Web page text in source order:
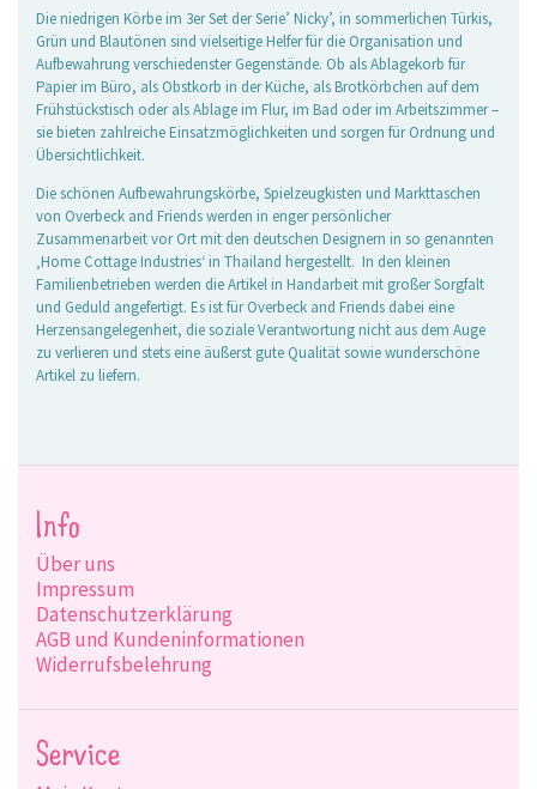
Die niedrigen Körbe im 3er Set der Serie’ Nicky’, in sommerlichen Türkis,
Grün und Blautönen sind vielseitige Helfer für die Organisation und
Aufbewahrung verschiedenster Gegenstände. Ob als Ablagekorb für
Papier im Büro, als Obstkorb in der Küche, als Brotkörbchen auf dem
Frühstückstisch oder als Ablage im Flur, im Bad oder im Arbeitszimmer –
sie bieten zahlreiche Einsatzmöglichkeiten und sorgen für Ordnung und
Übersichtlichkeit.
Die schönen Aufbewahrungskörbe, Spielzeugkisten und Markttaschen
von Overbeck and Friends werden in enger persönlicher
Zusammenarbeit vor Ort mit den deutschen Designern in so genannten
‚Home Cottage Industries‘ in Thailand hergestellt. In den kleinen
Familienbetrieben werden die Artikel in Handarbeit mit großer Sorgfalt
und Geduld angefertigt. Es ist für Overbeck and Friends dabei eine
Herzensangelegenheit, die soziale Verantwortung nicht aus dem Auge
zu verlieren und stets eine äußerst gute Qualität sowie wunderschöne
Artikel zu liefern.
Info
Über uns
Impressum
Datenschutzerklärung
AGB und Kundeninformationen
Widerrufsbelehrung
Service